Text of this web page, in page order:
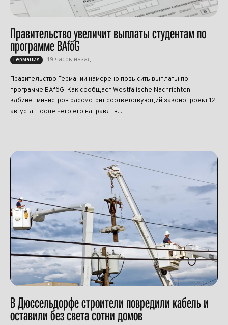
Правительство увеличит выплаты студентам по
программе BAföG
Германия 19 часов назад
Правительство Германии намерено повысить выплаты по
программе BAföG. Как сообщает Westfälische Nachrichten,
кабинет министров рассмотрит соответствующий законопроект 12
августа, после чего его направят в...
В Дюссельдорфе строители повредили кабель и
оставили без света сотни домов